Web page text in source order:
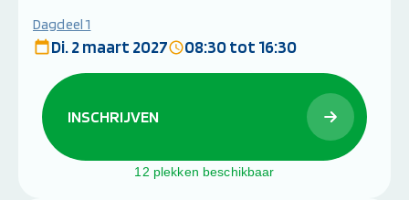
Dagdeel 1
Di. 2 maart 2027 08:30 tot 16:30
INSCHRIJVEN
12 plekken beschikbaar